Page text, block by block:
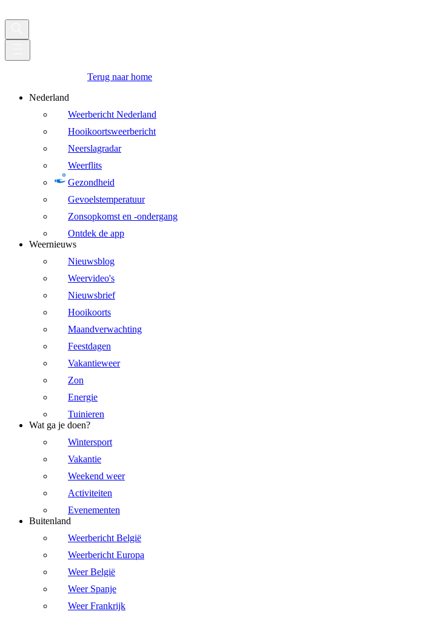
Terug naar home
Nederland
Weerbericht Nederland
Hooikoortsweerbericht
Neerslagradar
Weerflits
Gezondheid
Gevoelstemperatuur
Zonsopkomst en -ondergang
Ontdek de app
Weernieuws
Nieuwsblog
Weervideo's
Nieuwsbrief
Hooikoorts
Maandverwachting
Feestdagen
Vakantieweer
Zon
Energie
Tuinieren
Wat ga je doen?
Wintersport
Vakantie
Weekend weer
Activiteiten
Evenementen
Buitenland
Weerbericht België
Weerbericht Europa
Weer België
Weer Spanje
Weer Frankrijk